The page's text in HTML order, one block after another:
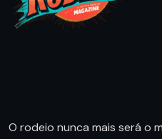
O rodeio nunca mais será o